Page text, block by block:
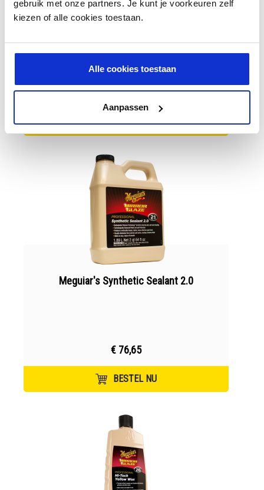
gebruik met onze partners. Je kunt je voorkeuren zelf
kiezen of alle cookies toestaan.
Alle cookies toestaan
Aanpassen
Meguiar's Synthetic Sealant 2.0
€ 39,91
BESTEL NU
Meguiar's Synthetic Sealant 2.0
€ 76,65
BESTEL NU